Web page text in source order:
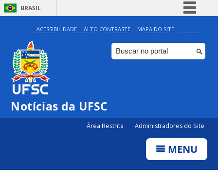
BRASIL
Simplifique!
Comunica BR
Participe
ACESSIBILIDADE ALTO CONTRASTE MAPA DO SITE
Notícias da UFSC
Área Restrita Administradores do Site
MENU